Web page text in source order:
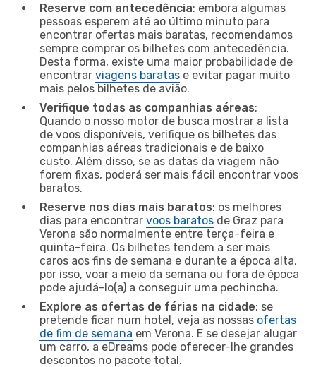
Reserve com antecedência: embora algumas
pessoas esperem até ao último minuto para
encontrar ofertas mais baratas, recomendamos
sempre comprar os bilhetes com antecedência.
Desta forma, existe uma maior probabilidade de
encontrar viagens baratas e evitar pagar muito
mais pelos bilhetes de avião.
Verifique todas as companhias aéreas:
Quando o nosso motor de busca mostrar a lista
de voos disponíveis, verifique os bilhetes das
companhias aéreas tradicionais e de baixo
custo. Além disso, se as datas da viagem não
forem fixas, poderá ser mais fácil encontrar voos
baratos.
Reserve nos dias mais baratos: os melhores
dias para encontrar voos baratos de Graz para
Verona são normalmente entre terça-feira e
quinta-feira. Os bilhetes tendem a ser mais
caros aos fins de semana e durante a época alta,
por isso, voar a meio da semana ou fora de época
pode ajudá-lo(a) a conseguir uma pechincha.
Explore as ofertas de férias na cidade: se
pretende ficar num hotel, veja as nossas ofertas
de fim de semana em Verona. E se desejar alugar
um carro, a eDreams pode oferecer-lhe grandes
descontos no pacote total.